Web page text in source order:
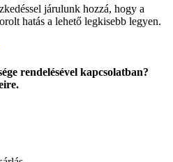
járulunk hozzá, hogy a
hatás a lehető legkisebb legyen.
rendelésével kapcsolatban?